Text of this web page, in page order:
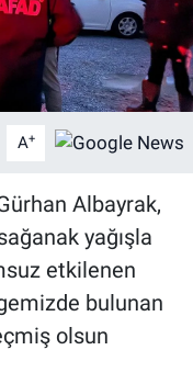
A+
Albayrak,
yağışla
etkilenen
bulunan
olsun